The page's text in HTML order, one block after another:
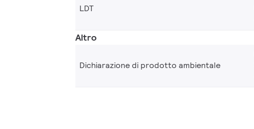
LDT
Altro
Dichiarazione di prodotto ambientale